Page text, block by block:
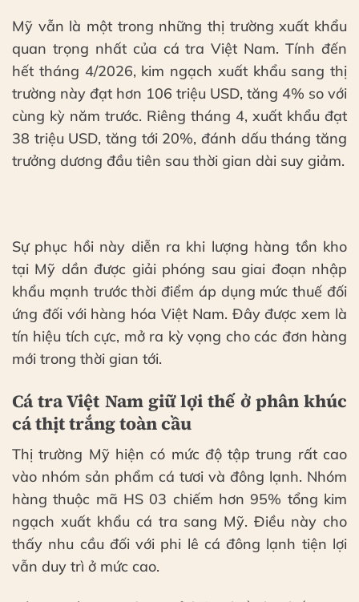
Mỹ vẫn là một trong những thị trường xuất khẩu
quan trọng nhất của cá tra Việt Nam. Tính đến
hết tháng 4/2026, kim ngạch xuất khẩu sang thị
trường này đạt hơn 106 triệu USD, tăng 4% so với
cùng kỳ năm trước. Riêng tháng 4, xuất khẩu đạt
38 triệu USD, tăng tới 20%, đánh dấu tháng tăng
trưởng dương đầu tiên sau thời gian dài suy giảm.
Sự phục hồi này diễn ra khi lượng hàng tồn kho
tại Mỹ dần được giải phóng sau giai đoạn nhập
khẩu mạnh trước thời điểm áp dụng mức thuế đối
ứng đối với hàng hóa Việt Nam. Đây được xem là
tín hiệu tích cực, mở ra kỳ vọng cho các đơn hàng
mới trong thời gian tới.
Cá tra Việt Nam giữ lợi thế ở phân khúc
cá thịt trắng toàn cầu
Thị trường Mỹ hiện có mức độ tập trung rất cao
vào nhóm sản phẩm cá tươi và đông lạnh. Nhóm
hàng thuộc mã HS 03 chiếm hơn 95% tổng kim
ngạch xuất khẩu cá tra sang Mỹ. Điều này cho
thấy nhu cầu đối với phi lê cá đông lạnh tiện lợi
vẫn duy trì ở mức cao.